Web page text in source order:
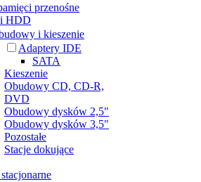
przenośne
HDD
i kieszenie
Adaptery IDE
SATA
Kieszenie
Obudowy CD, CD-R,
DVD
Obudowy dysków 2,5"
Obudowy dysków 3,5"
Pozostałe
Stacje dokujące